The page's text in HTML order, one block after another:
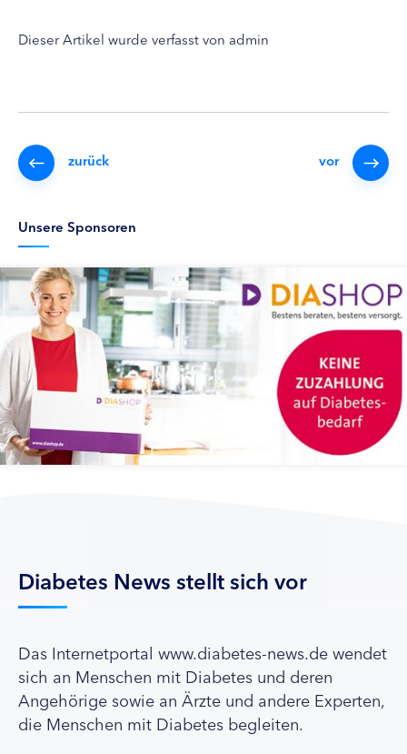
Dieser Artikel wurde verfasst von admin
zurück vor
Unsere Sponsoren
Diabetes News stellt sich vor
Das Internetportal www.diabetes-news.de wendet
sich an Menschen mit Diabetes und deren
Angehörige sowie an Ärzte und andere Experten,
die Menschen mit Diabetes begleiten.